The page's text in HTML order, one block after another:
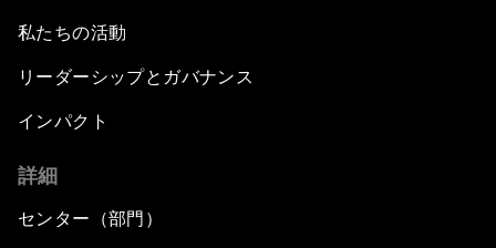
私たちの活動
リーダーシップとガバナンス
インパクト
詳細
センター（部門）